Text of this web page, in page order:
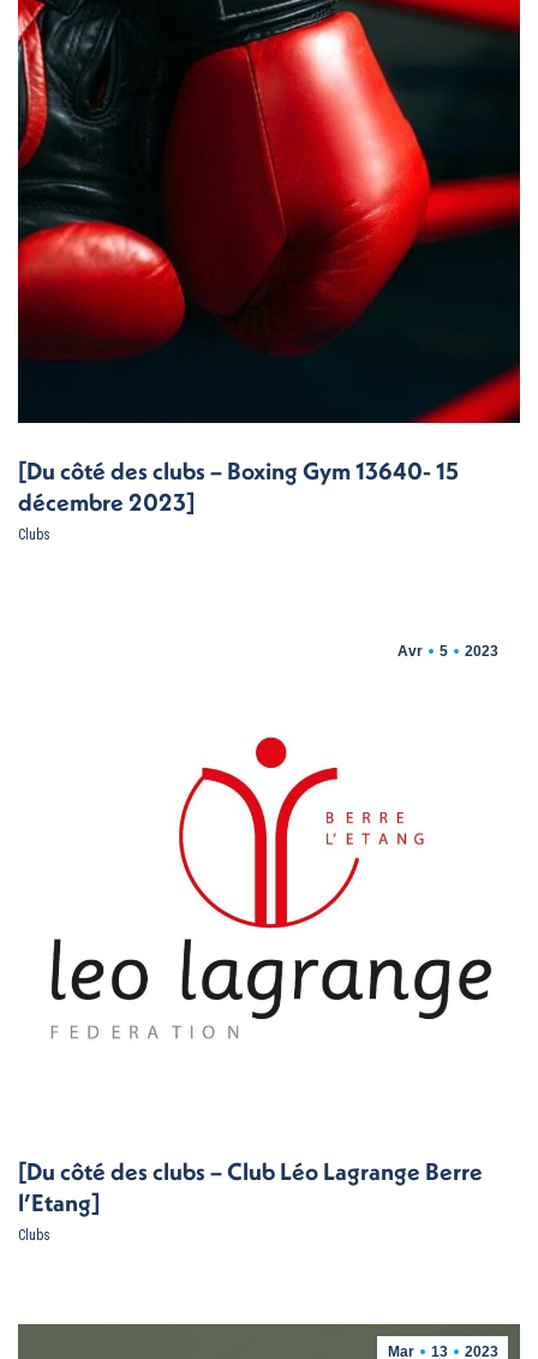
[Du côté des clubs – Boxing Gym 13640- 15
décembre 2023]
Clubs
Avr 5 2023
[Du côté des clubs – Club Léo Lagrange Berre
l’Etang]
Clubs
Mar 13 2023